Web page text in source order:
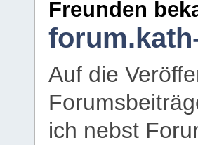
Freunden
Auf die
ich nebst